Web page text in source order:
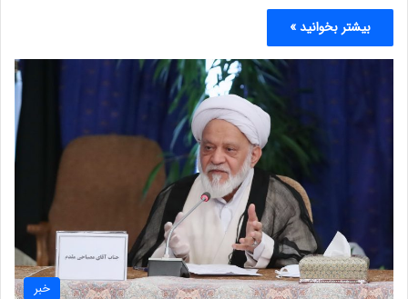
بیشتر بخوانید »
خبر